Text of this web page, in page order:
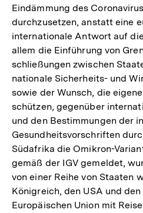
Eindämmung des
durchzusetzen, anstatt eine
internationale Antwort auf
allem die Einführung von
schließungen zwischen
nationale Sicherheits- und
sowie der Wunsch, die
schützen, gegenüber
und den Bestimmungen der
Gesundheitsvorschriften
Südafrika die Omikron-
gemäß der IGV gemeldet,
von einer Reihe von Staaten
Königreich, den USA und
Europäischen Union mit